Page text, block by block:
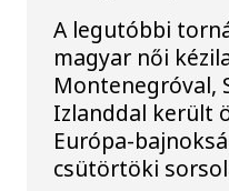
A legutóbbi
magyar női
Montenegróval,
Izlanddal került
Európa-
csütörtöki